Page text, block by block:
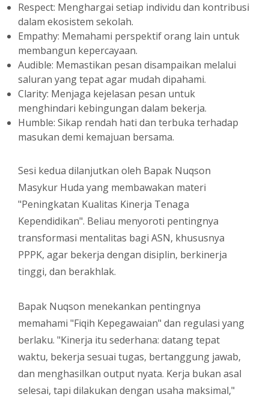
Respect: Menghargai setiap individu dan kontribusi
dalam ekosistem sekolah.
Empathy: Memahami perspektif orang lain untuk
membangun kepercayaan.
Audible: Memastikan pesan disampaikan melalui
saluran yang tepat agar mudah dipahami.
Clarity: Menjaga kejelasan pesan untuk
menghindari kebingungan dalam bekerja.
Humble: Sikap rendah hati dan terbuka terhadap
masukan demi kemajuan bersama.
Sesi kedua dilanjutkan oleh Bapak Nuqson
Masykur Huda yang membawakan materi
"Peningkatan Kualitas Kinerja Tenaga
Kependidikan". Beliau menyoroti pentingnya
transformasi mentalitas bagi ASN, khususnya
PPPK, agar bekerja dengan disiplin, berkinerja
tinggi, dan berakhlak.
Bapak Nuqson menekankan pentingnya
memahami "Fiqih Kepegawaian" dan regulasi yang
berlaku. "Kinerja itu sederhana: datang tepat
waktu, bekerja sesuai tugas, bertanggung jawab,
dan menghasilkan output nyata. Kerja bukan asal
selesai, tapi dilakukan dengan usaha maksimal,"